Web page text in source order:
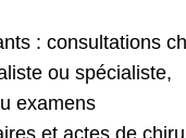
: consultations
ou spécialiste,
examens
et actes de